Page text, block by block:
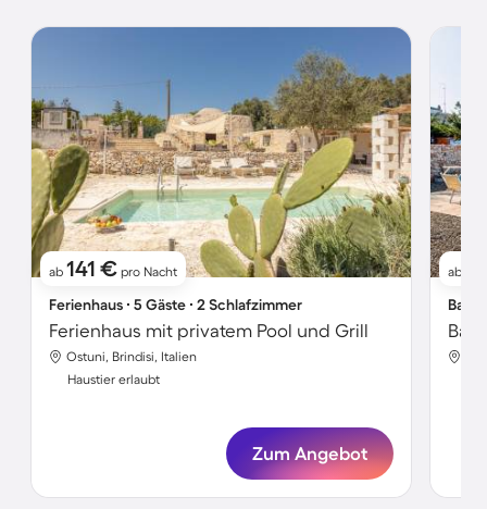
ab 141 € pro Nacht
Ferienhaus ∙ 5 Gäste ∙ 2 Schlafzimmer
Ferienhaus mit privatem Pool und Grill
Ostuni, Brindisi, Italien
Haustier erlaubt
Zum Angebot
ab